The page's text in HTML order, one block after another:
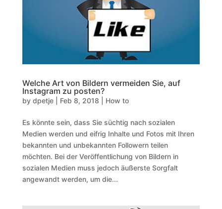
Welche Art von Bildern vermeiden Sie, auf
Instagram zu posten?
by dpetje| Feb 8, 2018 How to
Es könnte sein, dass Sie süchtig nach sozialen
Medien werden und eifrig Inhalte und Fotos mit Ihren
bekannten und unbekannten Followern teilen
möchten. Bei der Veröffentlichung von Bildern in
sozialen Medien muss jedoch äußerste Sorgfalt
angewandt werden, um die...